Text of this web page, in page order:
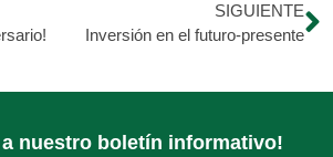
SIGUIENTE
Inversión en el futuro-presente
a nuestro boletín informativo!